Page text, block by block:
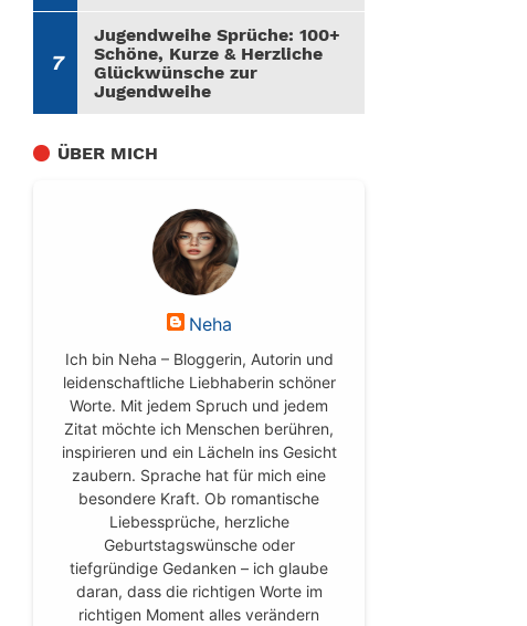
Jugendweihe Sprüche: 100+
Schöne, Kurze & Herzliche
Glückwünsche zur
Jugendweihe
ÜBER MICH
Neha
Ich bin Neha – Bloggerin, Autorin und
leidenschaftliche Liebhaberin schöner
Worte. Mit jedem Spruch und jedem
Zitat möchte ich Menschen berühren,
inspirieren und ein Lächeln ins Gesicht
zaubern. Sprache hat für mich eine
besondere Kraft. Ob romantische
Liebessprüche, herzliche
Geburtstagswünsche oder
tiefgründige Gedanken – ich glaube
daran, dass die richtigen Worte im
richtigen Moment alles verändern